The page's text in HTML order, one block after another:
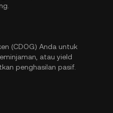
(CDOG) Anda untuk
atau yield
penghasilan pasif.